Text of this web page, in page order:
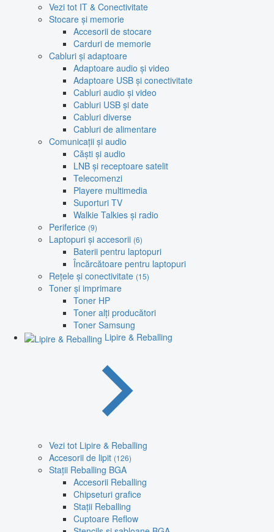
Vezi tot IT & Conectivitate
Stocare și memorie
Accesorii de stocare
Carduri de memorie
Cabluri și adaptoare
Adaptoare audio și video
Adaptoare USB și conectivitate
Cabluri audio și video
Cabluri USB și date
Cabluri diverse
Cabluri de alimentare
Comunicații și audio
Căști și audio
LNB și receptoare satelit
Telecomenzi
Playere multimedia
Suporturi TV
Walkie Talkies și radio
Periferice (9)
Laptopuri și accesorii (6)
Baterii pentru laptopuri
Încărcătoare pentru laptopuri
Rețele și conectivitate (15)
Toner și imprimare
Toner HP
Toner alți producători
Toner Samsung
Lipire & Reballing
Vezi tot Lipire & Reballing
Accesorii de lipit (126)
Stații Reballing BGA
Accesorii Reballing
Chipseturi grafice
Stații Reballing
Cuptoare Reflow